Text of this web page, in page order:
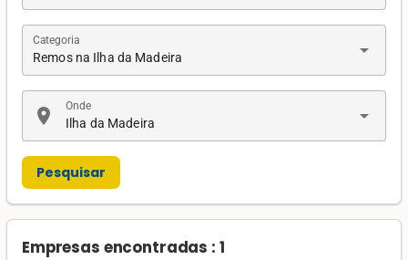
Remos na Ilha da Madeira
Categoria arrow_drop_down
location_on Ilha da Madeira
Onde arrow_drop_down
Pesquisar
Empresas encontradas : 1